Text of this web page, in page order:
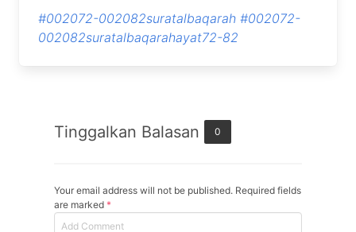
#002072-002082suratalbaqarah #002072-
002082suratalbaqarahayat72-82
Tinggalkan Balasan 0
Your email address will not be published. Required fields
are marked *